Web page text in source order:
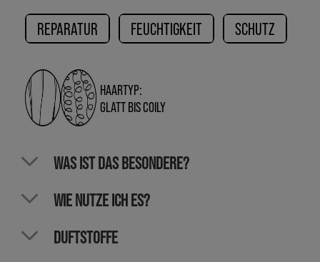
REPARATUR FEUCHTIGKEIT SCHUTZ
HAARTYP:
GLATT BIS COILY
WAS IST DAS BESONDERE?
WIE NUTZE ICH ES?
DUFTSTOFFE